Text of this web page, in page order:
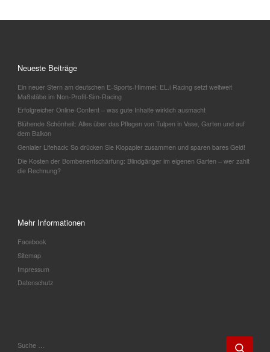
Neueste Beiträge
Ein neuer Stern am deutschen E-Sports-Himmel: EL.i Racing setzt weltweit
Maßstäbe im Non-Profit-Sim-Racing
Erfolgreicher Online-Content – was gute Inhalte wirklich ausmacht
Blühende Schönheit: Alles über das Pflegen von Tulpen in Vase, Garten und auf
dem Balkon
Genialer Lifehack: So drücken Sie Klopapier zusammen und sparen bares Geld!
Die Kosten der Bombenentschärfung: Blindgänger im eigenen Garten – wer zahlt
die Rechnung?
Mehr Informationen
Facebook
Sitemap
Impressum
Datenschutz